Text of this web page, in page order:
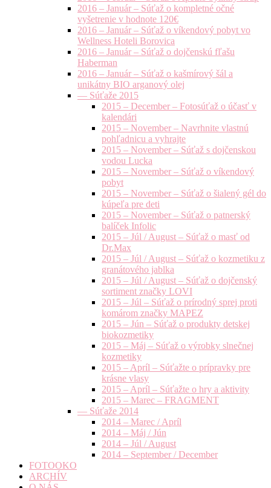
2016 – Január – Súťaž o kompletné očné
vyšetrenie v hodnote 120€
2016 – Január – Súťaž o víkendový pobyt vo
Wellness Hoteli Borovica
2016 – Január – Súťaž o dojčenskú fľašu
Haberman
2016 – Január – Súťaž o kašmírový šál a
unikátny BIO arganový olej
— Súťaže 2015
2015 – December – Fotosúťaž o účasť v
kalendári
2015 – November – Navrhnite vlastnú
pohľadnicu a vyhrajte
2015 – November – Súťaž s dojčenskou
vodou Lucka
2015 – November – Súťaž o víkendový
pobyt
2015 – November – Súťaž o šialený gél do
kúpeľa pre deti
2015 – November – Súťaž o patnerský
balíček Infolic
2015 – Júl / August – Súťaž o masť od
Dr.Max
2015 – Júl / August – Súťaž o kozmetiku z
granátového jablka
2015 – Júl / August – Súťaž o dojčenský
sortiment značky LOVI
2015 – Júl – Súťaž o prírodný sprej proti
komárom značky MAPEZ
2015 – Jún – Súťaž o produkty detskej
biokozmetiky
2015 – Máj – Súťaž o výrobky slnečnej
kozmetiky
2015 – Apríl – Súťažte o prípravky pre
krásne vlasy
2015 – Apríl – Súťažte o hry a aktivity
2015 – Marec – FRAGMENT
— Súťaže 2014
2014 – Marec / Apríl
2014 – Máj / Jún
2014 – Júl / August
2014 – September / December
FOTOOKO
ARCHÍV